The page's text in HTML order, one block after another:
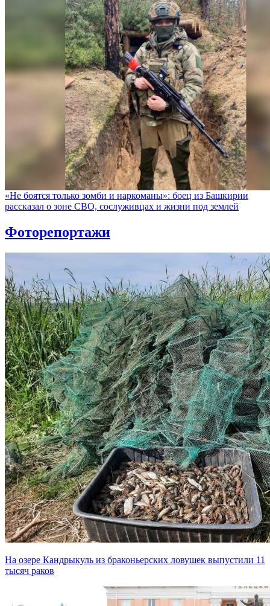
«Не боятся только зомби и наркоманы»: боец из Башкирии
рассказал о зоне СВО, сослуживцах и жизни под землей
Фоторепортажи
На озере Кандрыкуль из браконьерских ловушек выпустили 11
тысяч раков